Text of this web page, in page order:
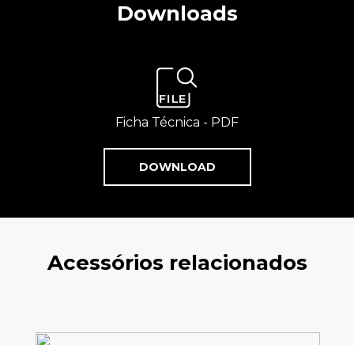
Downloads
Ficha Técnica - PDF
DOWNLOAD
Acessórios relacionados